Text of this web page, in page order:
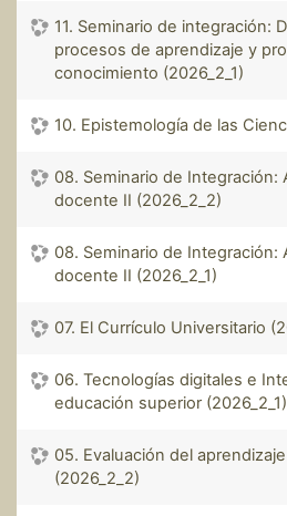
11. Seminario de integración:
procesos de aprendizaje y
conocimiento (2026_2_1)
10. Epistemología de las
08. Seminario de Integración:
docente II (2026_2_2)
08. Seminario de Integración:
docente II (2026_2_1)
07. El Currículo Universitario
06. Tecnologías digitales e
educación superior (2026_2_1)
05. Evaluación del
(2026_2_2)